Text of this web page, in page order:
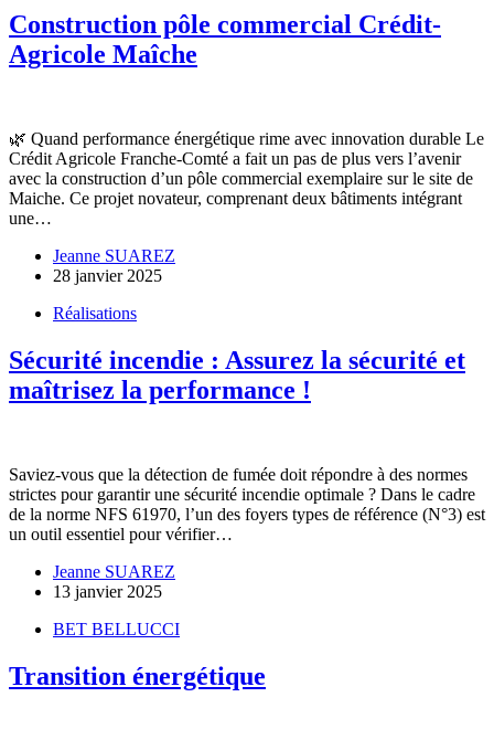
Construction pôle commercial Crédit-
Agricole Maîche
🌿 Quand performance énergétique rime avec innovation durable Le
Crédit Agricole Franche-Comté a fait un pas de plus vers l’avenir
avec la construction d’un pôle commercial exemplaire sur le site de
Maiche. Ce projet novateur, comprenant deux bâtiments intégrant
une…
Jeanne SUAREZ
28 janvier 2025
Réalisations
Sécurité incendie : Assurez la sécurité et
maîtrisez la performance !
Saviez-vous que la détection de fumée doit répondre à des normes
strictes pour garantir une sécurité incendie optimale ? Dans le cadre
de la norme NFS 61970, l’un des foyers types de référence (N°3) est
un outil essentiel pour vérifier…
Jeanne SUAREZ
13 janvier 2025
BET BELLUCCI
Transition énergétique